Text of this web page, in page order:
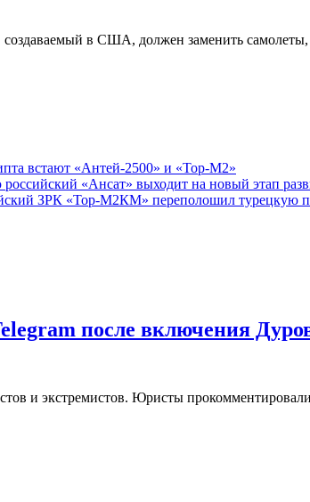
в США, должен заменить
встают «Антей-2500» и «Тор-М2»
«Ансат» выходит на новый этап
ЗРК «Тор-М2КМ» переполошил турецкую
после включения
и экстремистов. Юристы прокомментировали